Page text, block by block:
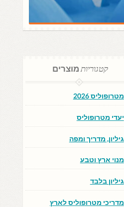
קטגוריותמוצרים
מטרופוליס 2026
יעדי מטרופוליס
גיליון, מדריך ומפה
מנוי ארץ וטבע
גיליון בלבד
מדריכי מטרופוליס לארץ